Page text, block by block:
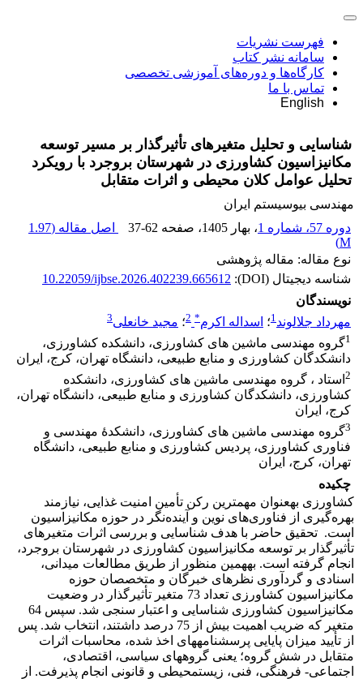
فهرست نشریات
سامانه نشر کتاب
کارگاه‌ها و دوره‌های آموزشی تخصصی
تماس با ما
English
شناسایی و تحلیل متغیرهای تأثیرگذار بر مسیر توسعه
مکانیزاسیون کشاورزی در شهرستان بروجرد با رویکرد
تحلیل عوامل کلان محیطی و اثرات متقابل
مهندسی بیوسیستم ایران
دوره 57، شماره 1
، بهار 1405 ، صفحه 37-62 اصل مقاله (1.97
M
)
نوع مقاله: مقاله پژوهشی
شناسه دیجیتال (DOI):
10.22059/ijbse.2026.402239.665612
نویسندگان
مهرداد جلالوند1؛ اسداله اکرم*
2؛ مجید خانعلی3
1گروه مهندسی ماشین های کشاورزی، دانشکده کشاورزی،
دانشکدگان کشاورزی و منابع طبیعی، دانشگاه تهران، کرج، ایران
2 استاد ، گروه مهندسی ماشین های کشاورزی، دانشکده
کشاورزی، دانشکدگان کشاورزی و منابع طبیعی، دانشگاه تهران،
کرج، ایران
3گروه مهندسی ماشین های کشاورزی، دانشکدۀ مهندسی و
فناوری کشاورزی، پردیس کشاورزی و منابع طبیعی، دانشگاه
تهران، کرج، ایران
چکیده
کشاورزی به­عنوان مهمترین رکن تأمین امنیت غذایی، نیازمند
بهره‌گیری از فناوری‌های نوین و آینده‌نگر در حوزه مکانیزاسیون
است. تحقیق حاضر با هدف شناسایی و بررسی اثرات متغیرهای
تأثیرگذار بر توسعه مکانیزاسیون کشاورزی در شهرستان بروجرد،
انجام گرفته است. به­همین منظور از طریق مطالعات میدانی،
اسنادی و گردآوری نظرهای خبرگان و متخصصان حوزه
مکانیزاسیون کشاورزی تعداد 73 متغیر تأثیرگذار در وضعیت
مکانیزاسیون کشاورزی شناسایی و اعتبار سنجی شد. سپس 64
متغیر که ضریب اهمیت بیش از 75 درصد داشتند، انتخاب شد. پس
از تأیید میزان پایایی پرسش­نامه­های اخذ شده، محاسبات اثرات
متقابل در شش گروه؛ یعنی گروه­های سیاسی،‌ اقتصادی،‌
اجتماعی- فرهنگی،‌ فنی، زیست­محیطی و قانونی انجام پذیرفت. از